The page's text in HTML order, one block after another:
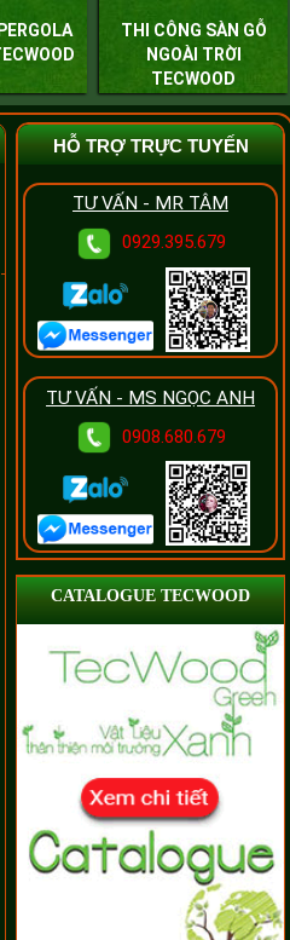
THI CÔNG SÀN GỖ
NGOÀI TRỜI
TECWOOD
HỖ TRỢ TRỰC TUYẾN
TƯ VẤN - MR TÂM
0929.395.679
TƯ VẤN - MS NGỌC ANH
0908.680.679
CATALOGUE TECWOOD